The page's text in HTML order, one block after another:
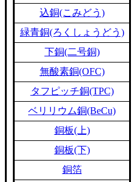
込銅(こみどう)
緑青銅(ろくしょうどう)
下銅(二号銅)
無酸素銅(OFC)
タフピッチ銅(TPC)
ベリリウム銅(BeCu)
銅板(上)
銅板(下)
銅箔